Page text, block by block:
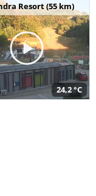
Resort (55 km)
24,2 °C